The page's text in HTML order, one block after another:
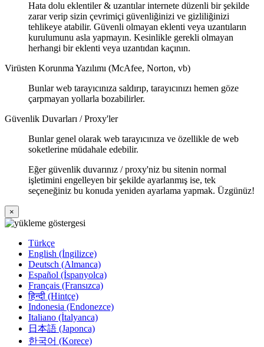
Hata dolu eklentiler & uzantılar internete düzenli bir şekilde
zarar verip sizin çevrimiçi güvenliğinizi ve gizliliğinizi
tehlikeye atabilir. Güvenli olmayan eklenti veya uzantıların
kurulumunu asla yapmayın. Kesinlikle gerekli olmayan
herhangi bir eklenti veya uzantıdan kaçının.
Virüsten Korunma Yazılımı (McAfee, Norton, vb)
Bunlar web tarayıcınıza saldırıp, tarayıcınızı hemen göze
çarpmayan yollarla bozabilirler.
Güvenlik Duvarları / Proxy'ler
Bunlar genel olarak web tarayıcınıza ve özellikle de web
soketlerine müdahale edebilir.
Eğer güvenlik duvarınız / proxy'niz bu sitenin normal
işletimini engelleyen bir şekilde ayarlanmış ise, tek
seçeneğiniz bu konuda yeniden ayarlama yapmak. Üzgünüz!
×
Türkçe
English (İngilizce)
Deutsch (Almanca)
Español (İspanyolca)
Français (Fransızca)
हिन्दी (Hintçe)
Indonesia (Endonezce)
Italiano (İtalyanca)
日本語 (Japonca)
한국어 (Korece)